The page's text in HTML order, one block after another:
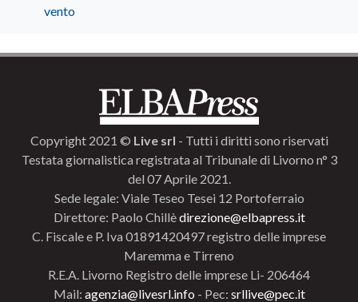
vento
Copyright 2021 © Live srl - Tutti i diritti sono riservati
Testata giornalistica registrata al Tribunale di Livorno n° 3
del 07 Aprile 2021.
Sede legale: Viale Teseo Tesei 12 Portoferraio
Direttore: Paolo Chillèdirezione@elbapress.it
C. Fiscale e P. Iva 01891420497 registro delle imprese
Maremma e Tirreno
R.E.A. Livorno Registro delle imprese Li- 206464
Mail: agenzia@livesrl.info - Pec: srllive@pec.it